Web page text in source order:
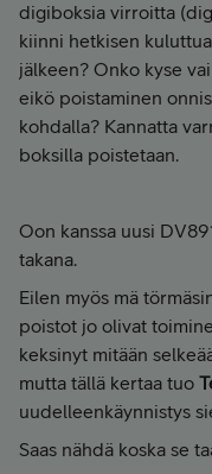
digiboksia virroitta
kiinni hetkisen
jälkeen? Onko kyse
eikö poistaminen
kohdalla? Kannatta
boksilla poistetaan.
Oon kanssa uusi
takana.
Eilen myös mä
poistot jo olivat
keksinyt mitään
mutta tällä kertaa tuo
uudelleenkäynnistys
Saas nähdä koska se